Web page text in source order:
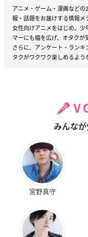
アニメ・ゲーム・漫画など
報・話題をお届けする情報メ
女性向けアニメをはじめ、
マーにも幅を広げ、オタクが
さらに、アンケート・ラン
タクがワクワク楽しめるよう
みんな
宮野真守